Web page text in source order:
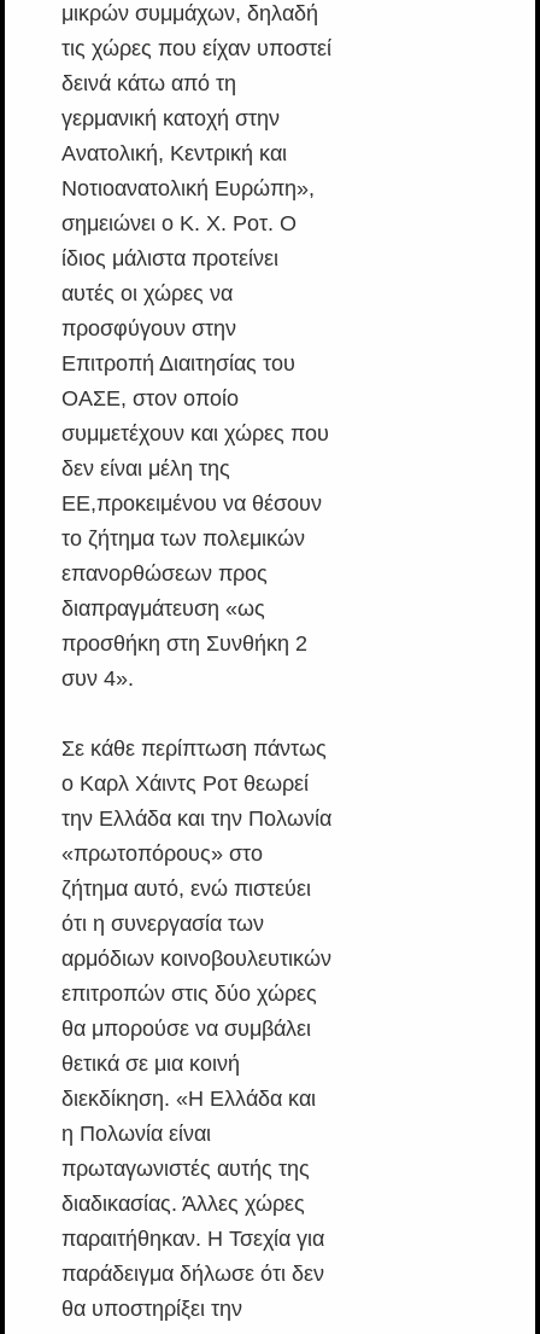
μικρών συμμάχων, δηλαδή
τις χώρες που είχαν υποστεί
δεινά κάτω από τη
γερμανική κατοχή στην
Ανατολική, Κεντρική και
Νοτιοανατολική Ευρώπη»,
σημειώνει ο Κ. Χ. Ροτ. Ο
ίδιος μάλιστα προτείνει
αυτές οι χώρες να
προσφύγουν στην
Επιτροπή Διαιτησίας του
ΟΑΣΕ, στον οποίο
συμμετέχουν και χώρες που
δεν είναι μέλη της
ΕΕ,προκειμένου να θέσουν
το ζήτημα των πολεμικών
επανορθώσεων προς
διαπραγμάτευση «ως
προσθήκη στη Συνθήκη 2
συν 4».
Σε κάθε περίπτωση πάντως
ο Καρλ Χάιντς Ροτ θεωρεί
την Ελλάδα και την Πολωνία
«πρωτοπόρους» στο
ζήτημα αυτό, ενώ πιστεύει
ότι η συνεργασία των
αρμόδιων κοινοβουλευτικών
επιτροπών στις δύο χώρες
θα μπορούσε να συμβάλει
θετικά σε μια κοινή
διεκδίκηση. «Η Ελλάδα και
η Πολωνία είναι
πρωταγωνιστές αυτής της
διαδικασίας. Άλλες χώρες
παραιτήθηκαν. Η Τσεχία για
παράδειγμα δήλωσε ότι δεν
θα υποστηρίξει την